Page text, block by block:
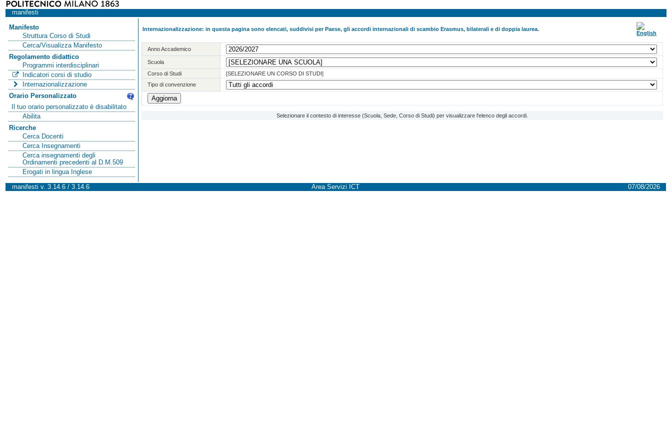
manifesti
Manifesto
Struttura Corso di Studi
Cerca/Visualizza Manifesto
Regolamento didattico
Programmi interdisciplinari
Indicatori corsi di studio
Internazionalizzazione
Orario Personalizzato
Il tuo orario personalizzato è disabilitato
Abilita
Ricerche
Cerca Docenti
Cerca Insegnamenti
Cerca insegnamenti degli
Ordinamenti precedenti al D.M.509
Erogati in lingua Inglese
Internazionalizzazione: in questa pagina sono elencati, suddivisi per Paese, gli accordi internazionali di scambio Erasmus, bilaterali e di doppia laurea.
Anno Accademico
Scuola
Corso di Studi
[SELEZIONARE UN CORSO DI STUDI]
Tipo di convenzione
Selezionare il contesto di interesse (Scuola, Sede, Corso di Studi) per visualizzare l'elenco degli accordi.
manifesti v. 3.14.6 / 3.14.6 Area Servizi ICT 07/08/2026